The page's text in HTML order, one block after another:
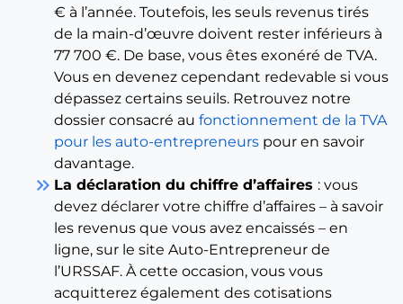
€ à l’année. Toutefois, les seuls revenus tirés
de la main-d’œuvre doivent rester inférieurs à
77 700 €. De base, vous êtes exonéré de TVA.
Vous en devenez cependant redevable si vous
dépassez certains seuils. Retrouvez notre
dossier consacré au fonctionnement de la TVA
pour les auto-entrepreneurs pour en savoir
davantage.
keyboard_double_arrow_right La déclaration du chiffre d’affaires : vous
devez déclarer votre chiffre d’affaires – à savoir
les revenus que vous avez encaissés – en
ligne, sur le site Auto-Entrepreneur de
l’URSSAF. À cette occasion, vous vous
acquitterez également des cotisations